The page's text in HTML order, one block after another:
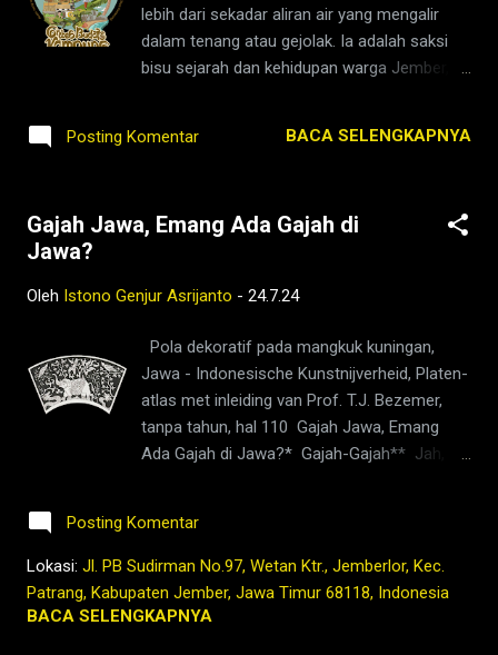
lebih dari sekadar aliran air yang mengalir
dalam tenang atau gejolak. Ia adalah saksi
bisu sejarah dan kehidupan warga Jember,
kehidupan di jantung kota yang kita tinggali.
lika-liku. Hulu sungai ini terletak di bawah
tersendiri. Dari sini, Kali Jompo mengalirkan
Kalijompo, Gendir, dan Klungkung, hingga
mencapai Kecamatan Sukorambi, Kabupaten
Jember. Di tengah perjalanannya, Kali Jompo
bertemu dengan perkebunan PT Kalianda,
yang lebih dikenal sebagai Perkebunan Kali
Kali Sumber Kembang yang hulunya berada
bersama, menyatu dalam harmoni yang
indah. Namun, Kal...
Posting Komentar BACA SELENGKAPNYA
Gajah Jawa, Emang Ada Gajah di
Jawa?
Oleh Istono Genjur Asrijanto - 24.7.24
Pola dekoratif pada mangkuk kuningan,
Jawa - Indonesische Kunstnijverheid, Platen-
atlas met inleiding van Prof. T.J. Bezemer,
tanpa tahun, hal 110 Gajah Jawa, Emang
Ada Gajah di Jawa?* Gajah-Gajah** Jah,
nganggo tlale Buntut cilik tansah kopat-
kapit Sikil kaya bumbung Mung mlakumu
megal-megol **Tembang Dolanan-Sebuah
Refleksi Filosofi Jawa, Umi Farida, dkk., Balai
Posting Komentar
Lokasi: Jl. PB Sudirman No.97, Wetan Ktr., Jemberlor, Kec.
Patrang, Kabupaten Jember, Jawa Timur 68118, Indonesia
BACA SELENGKAPNYA